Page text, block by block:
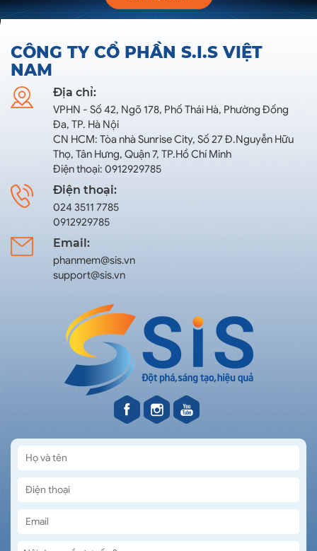
CÔNG TY CỔ PHẦN S.I.S VIỆT
NAM
Địa chỉ:
VPHN - Số 42, Ngõ 178, Phố Thái Hà, Phường Đống
Đa, TP. Hà Nội
CN HCM: Tòa nhà Sunrise City, Số 27 Đ.Nguyễn Hữu
Thọ, Tân Hưng, Quận 7, TP.Hồ Chí Minh
Điện thoại: 0912929785
Điện thoại:
024 3511 7785
0912929785
Email:
phanmem@sis.vn
support@sis.vn